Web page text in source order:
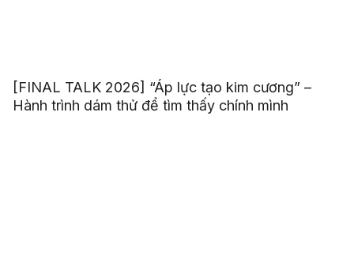
[FINAL TALK 2026] “Áp lực tạo kim cương” –
Hành trình dám thử để tìm thấy chính mình